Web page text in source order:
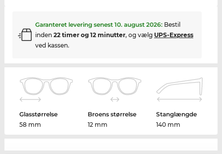
Garanteret levering senest 10. august 2026: Bestil
inden 22 timer og 12 minutter, og vælg UPS-Express
ved kassen.
Glasstørrelse
58 mm
Broens størrelse
12 mm
Stanglængde
140 mm